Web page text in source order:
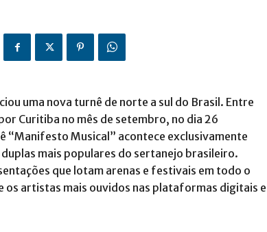
uma nova turnê de norte a sul do Brasil. Entre
Curitiba no mês de setembro, no dia 26
“Manifesto Musical” acontece exclusivamente
mais populares do sertanejo brasileiro.
que lotam arenas e festivais em todo o
artistas mais ouvidos nas plataformas digitais e